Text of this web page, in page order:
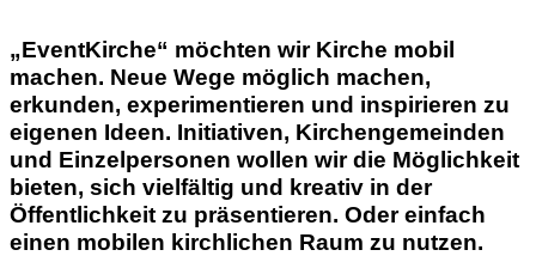
„EventKirche“ möchten wir Kirche mobil
machen. Neue Wege möglich machen,
erkunden, experimentieren und inspirieren zu
eigenen Ideen. Initiativen, Kirchengemeinden
und Einzelpersonen wollen wir die Möglichkeit
bieten, sich vielfältig und kreativ in der
Öffentlichkeit zu präsentieren. Oder einfach
einen mobilen kirchlichen Raum zu nutzen.